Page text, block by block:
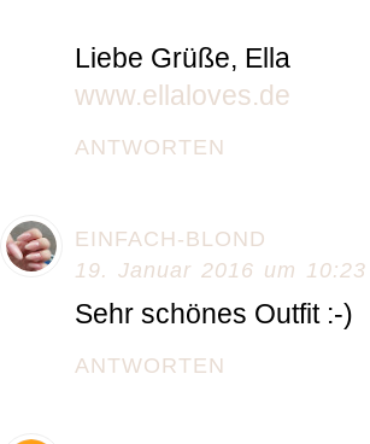
Liebe Grüße, Ella
www.ellaloves.de
ANTWORTEN
EINFACH-BLOND
19. Januar 2016 um 10:23
Sehr schönes Outfit :-)
ANTWORTEN